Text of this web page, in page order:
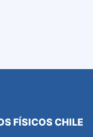
FÍSICOS CHILE